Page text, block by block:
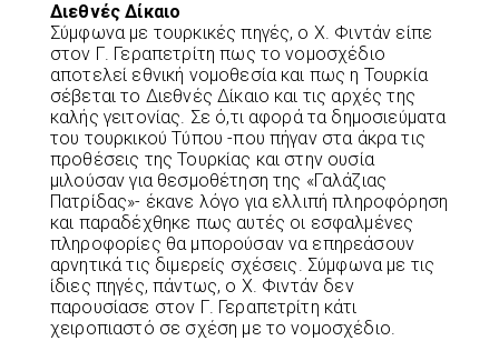
Διεθνές Δίκαιο
Σύμφωνα με τουρκικές πηγές, ο Χ. Φιντάν είπε
στον Γ. Γεραπετρίτη πως το νομοσχέδιο
αποτελεί εθνική νομοθεσία και πως η Τουρκία
σέβεται το Διεθνές Δίκαιο και τις αρχές της
καλής γειτονίας. Σε ό,τι αφορά τα δημοσιεύματα
του τουρκικού Τύπου -που πήγαν στα άκρα τις
προθέσεις της Τουρκίας και στην ουσία
μιλούσαν για θεσμοθέτηση της «Γαλάζιας
Πατρίδας»- έκανε λόγο για ελλιπή πληροφόρηση
και παραδέχθηκε πως αυτές οι εσφαλμένες
πληροφορίες θα μπορούσαν να επηρεάσουν
αρνητικά τις διμερείς σχέσεις. Σύμφωνα με τις
ίδιες πηγές, πάντως, ο Χ. Φιντάν δεν
παρουσίασε στον Γ. Γεραπετρίτη κάτι
χειροπιαστό σε σχέση με το νομοσχέδιο.